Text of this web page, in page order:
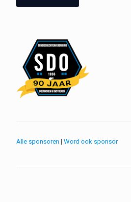
Alle sponsoren | Word ook sponsor